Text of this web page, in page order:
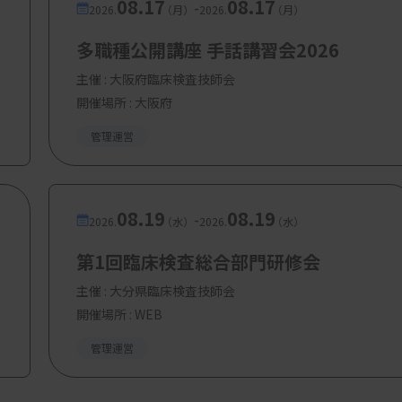
2026. 08.17（月） -2026. 08.17（月）
多職種公開講座 手話講習会2026
主催 : 大阪府臨床検査技師会
開催場所 : 大阪府
管理運営
2026. 08.19（水） -2026. 08.19（水）
第1回臨床検査総合部門研修会
主催 : 大分県臨床検査技師会
開催場所 : WEB
管理運営